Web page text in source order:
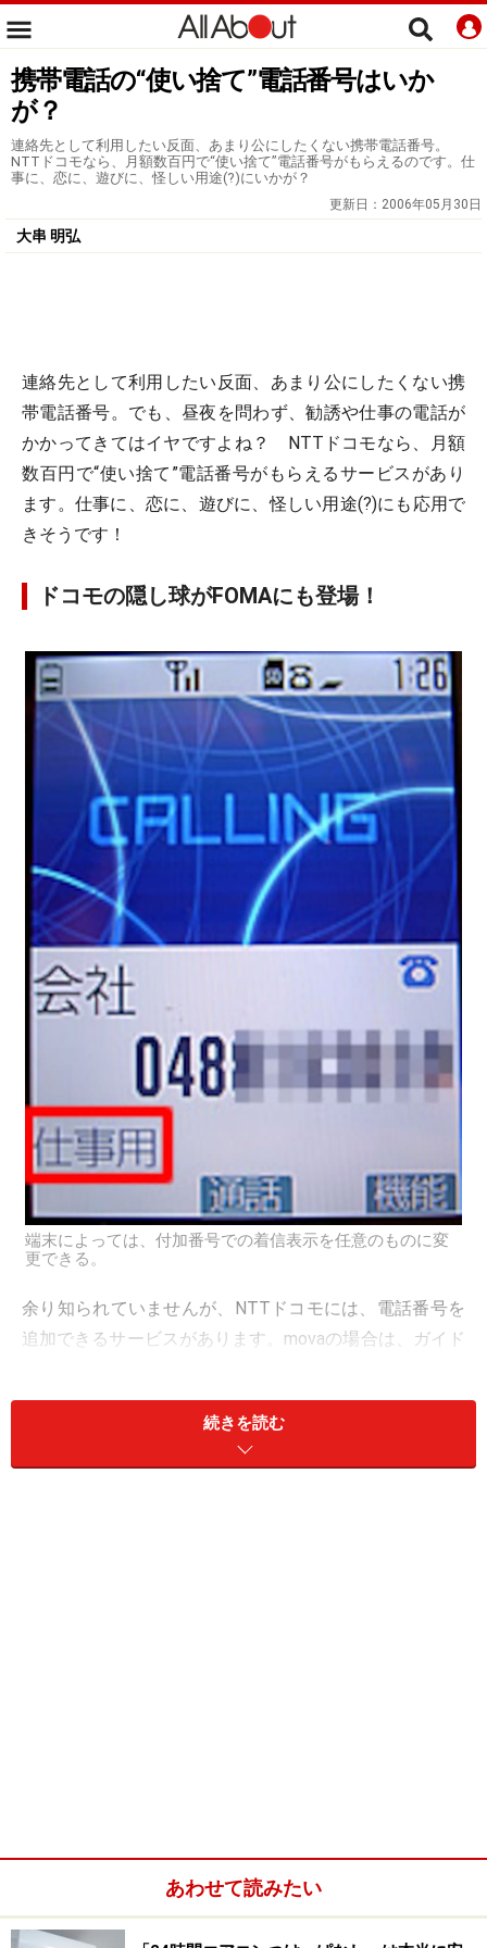
携帯電話の“使い捨て”電話番号はいか
が？
連絡先として利用したい反面、あまり公にしたくない携帯電話番号。
NTTドコモなら、月額数百円で“使い捨て”電話番号がもらえるのです。仕
事に、恋に、遊びに、怪しい用途(?)にいかが？
更新日： 2006年05月30日
大串 明弘
連絡先として利用したい反面、あまり公にしたくない携
帯電話番号。でも、昼夜を問わず、勧誘や仕事の電話が
かかってきてはイヤですよね？ NTTドコモなら、月額
数百円で“使い捨て”電話番号がもらえるサービスがあり
ます。仕事に、恋に、遊びに、怪しい用途(?)にも応用で
きそうです！
ドコモの隠し球がFOMAにも登場！
端末によっては、付加番号での着信表示を任意のものに変
更できる。
余り知られていませんが、NTTドコモには、電話番号を
追加できるサービスがあります。movaの場合は、ガイド
たとおり、以前から「ナンバープラス」というサービス
があったのですが、つい最近までFOMAには同様のサー
続きを読む
あわせて読みたい